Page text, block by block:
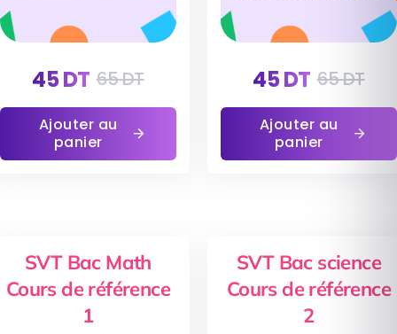
45DT 65DT
Ajouter au
panier
45DT 65DT
Ajouter au
panier
SVT Bac Math
Cours de référence
1
SVT Bac science
Cours de référence
2